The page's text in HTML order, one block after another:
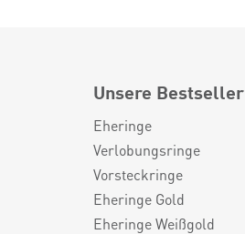
Unsere Bestseller
Eheringe
Verlobungsringe
Vorsteckringe
Eheringe Gold
Eheringe Weißgold